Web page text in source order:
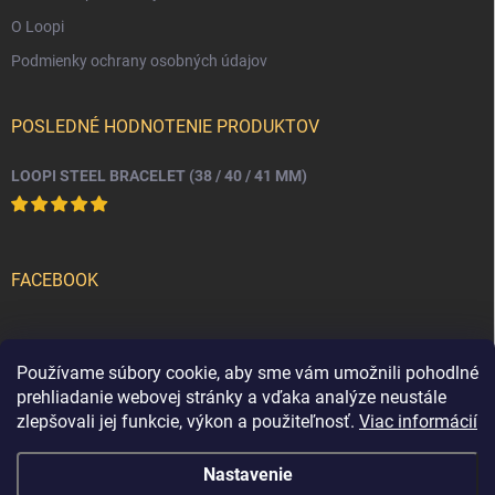
Používame súbory cookie, aby sme vám umožnili pohodlné
prehliadanie webovej stránky a vďaka analýze neustále
zlepšovali jej funkcie, výkon a použiteľnosť. Viac informácií
Nastavenie
O Loopi
Podmienky ochrany osobných údajov
POSLEDNÉ HODNOTENIE PRODUKTOV
LOOPI STEEL BRACELET (38 / 40 / 41 MM)
FACEBOOK
PRIJÍMAME ONLINE PLATBY